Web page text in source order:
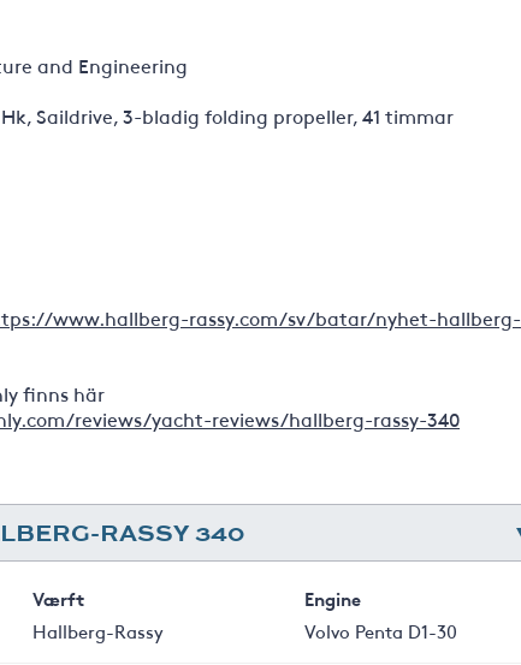
and Engineering
Hk, Saildrive, 3-bladig folding propeller, 41 timmar
www.hallberg-rassy.com/sv/batar/nyhet-hallberg-
finns här
reviews/yacht-reviews/hallberg-rassy-340
RASSY 340
Værft
Hallberg-Rassy
Engine
Volvo Penta D1-30